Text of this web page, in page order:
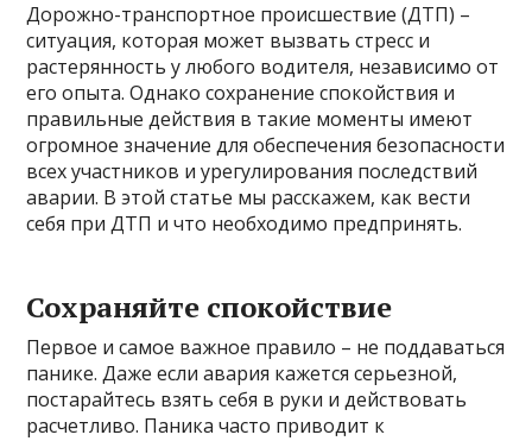
Дорожно-транспортное происшествие (ДТП) –
ситуация, которая может вызвать стресс и
растерянность у любого водителя, независимо от
его опыта. Однако сохранение спокойствия и
правильные действия в такие моменты имеют
огромное значение для обеспечения безопасности
всех участников и урегулирования последствий
аварии. В этой статье мы расскажем, как вести
себя при ДТП и что необходимо предпринять.
Сохраняйте спокойствие
Первое и самое важное правило – не поддаваться
панике. Даже если авария кажется серьезной,
постарайтесь взять себя в руки и действовать
расчетливо. Паника часто приводит к